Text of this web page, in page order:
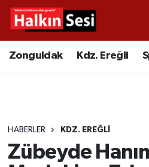
Zonguldak Kdz. Ereğli
HABERLER KDZ. EREĞLI
Zübeyde
Video
Çaycuma
Merkez Hava Durumu